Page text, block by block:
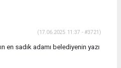
(17.06.2025 11:37 - #3721)
en sadık adamı belediyenin yazı